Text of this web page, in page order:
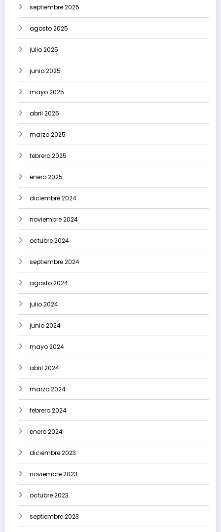
septiembre 2025
agosto 2025
julio 2025
junio 2025
mayo 2025
abril 2025
marzo 2025
febrero 2025
enero 2025
diciembre 2024
noviembre 2024
octubre 2024
septiembre 2024
agosto 2024
julio 2024
junio 2024
mayo 2024
abril 2024
marzo 2024
febrero 2024
enero 2024
diciembre 2023
noviembre 2023
octubre 2023
septiembre 2023